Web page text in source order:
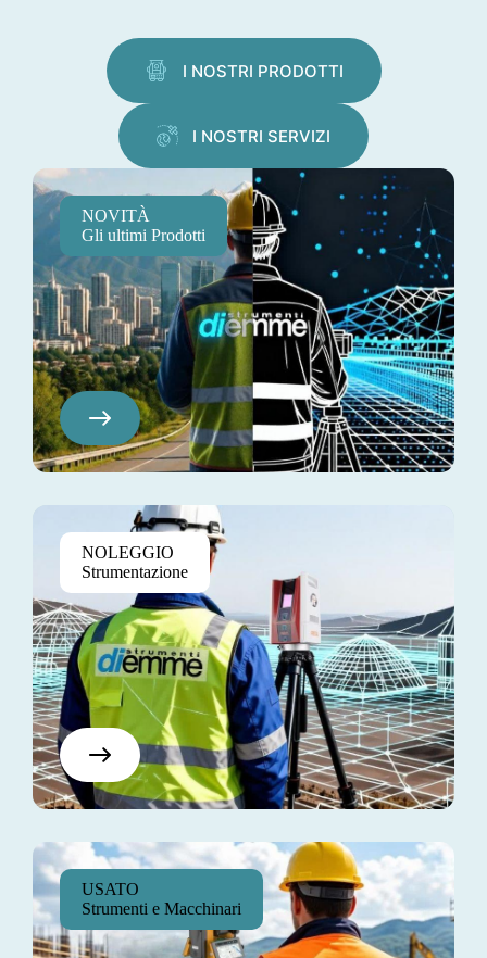
I NOSTRI PRODOTTI
I NOSTRI SERVIZI
NOVITÀ
Gli ultimi Prodotti
Pretium Elite
$130
NOLEGGIO
Strumentazione
USATO
Strumenti e Macchinari